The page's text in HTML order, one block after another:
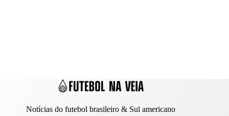
Notícias do futebol brasileiro & Sul americano